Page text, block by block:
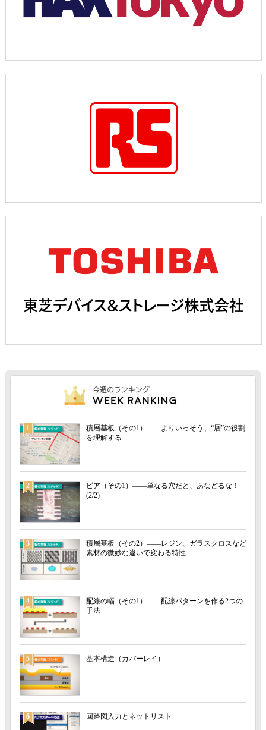
1
積層基板（その1）――よりいっそう、“層”の役割
を理解する
2
ビア（その1）――単なる穴だと、あなどるな！
(2/2)
3
積層基板（その2）――レジン、ガラスクロスなど
素材の微妙な違いで変わる特性
4
配線の幅（その1）――配線パターンを作る2つの
手法
5 基本構造（カバーレイ）
6 回路図入力とネットリスト